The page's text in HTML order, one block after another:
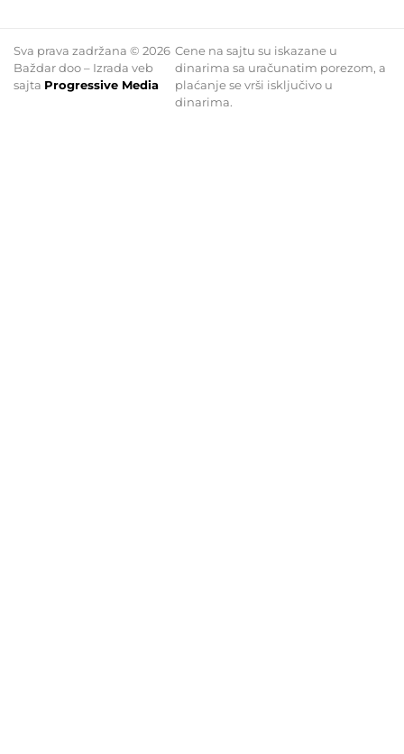
Sva prava zadržana © 2026
Baždar doo – Izrada veb
sajta Progressive Media
Cene na sajtu su iskazane u
dinarima sa uračunatim porezom, a
plaćanje se vrši isključivo u
dinarima.